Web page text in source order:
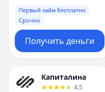
Первый займ бесплатно
Срочно
Получить деньги
Капиталина
4.5